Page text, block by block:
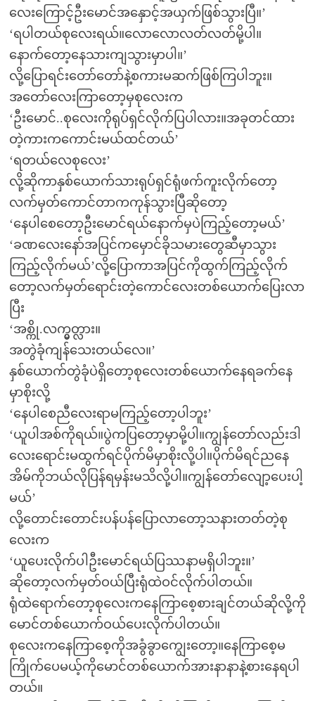
လေးကြောင့်ဦးမောင်အနှောင့်အယှက်ဖြစ်သွားပြီ။’
‘ရပါတယ်စုလေးရယ်။လောလောလတ်လတ်မို့ပါ။
နောက်တော့နေသားကျသွားမှာပါ။’
လို့ပြောရင်းတော်တော်နဲ့စကားမဆက်ဖြစ်ကြပါဘူး။
အတော်လေးကြာတော့မှစုလေးက
‘ဦးမောင်..စုလေးကိုရုပ်ရှင်လိုက်ပြပါလား။အခုတင်ထား
တဲ့ကားကကောင်းမယ်ထင်တယ်’
‘ရတယ်လေစုလေး’
လို့ဆိုကာနှစ်ယောက်သားရုပ်ရှင်ရုံဖက်ကူးလိုက်တော့
လက်မှတ်ကောင်တာကကုန်သွားပြီဆိုတော့
‘နေပါစေတော့ဦးမောင်ရယ်နောက်မှပဲကြည့်တော့မယ်’
‘ခဏလေးနော်အပြင်ကမှောင်ခိုသမားတွေဆီမှာသွား
ကြည့်လိုက်မယ်’လို့ပြောကာအပြင်ကိုထွက်ကြည့်လိုက်
တော့လက်မှတ်ရောင်းတဲ့ကောင်လေးတစ်ယောက်ပြေးလာ
ပြီး
‘အစ္ကို.လက္မွတ္လား။
အတွဲခုံကျန်သေးတယ်လေ။’
နှစ်ယောက်တွဲခုံပဲရှိတော့စုလေးတစ်ယောက်နေရခက်နေ
မှာစိုးလို့
‘နေပါစေညီလေးရာမကြည့်တော့ပါဘူး’
‘ယူပါအစ်ကိုရယ်။ပွဲကပြတော့မှာမို့ပါ။ကျွန်တော်လည်းဒါ
လေးရောင်းမထွက်ရင်ပိုက်မိမှာစိုးလို့ပါ။ပိုက်မိရင်ညနေ
အိမ်ကိုဘယ်လိုပြန်ရမှန်းမသိလို့ပါ။ကျွန်တော်လျော့ပေးပါ့
မယ်’
လို့တောင်းတောင်းပန်ပန်ပြောလာတော့သနားတတ်တဲ့စု
လေးက
‘ယူပေးလိုက်ပါဦးမောင်ရယ်ပြဿနာမရှိပါဘူး။’
ဆိုတော့လက်မှတ်ဝယ်ပြီးရုံထဲဝင်လိုက်ပါတယ်။
ရုံထဲရောက်တော့စုလေးကနေကြာစေ့စားချင်တယ်ဆိုလို့ကို
မောင်တစ်ယောက်ဝယ်ပေးလိုက်ပါတယ်။
စုလေးကနေကြာစေ့ကိုအခွံခွာကျွေးတော့။နေကြာစေ့မ
ကြိုက်ပေမယ့်ကိုမောင်တစ်ယောက်အားနာနာနဲ့စားနေရပါ
တယ်။